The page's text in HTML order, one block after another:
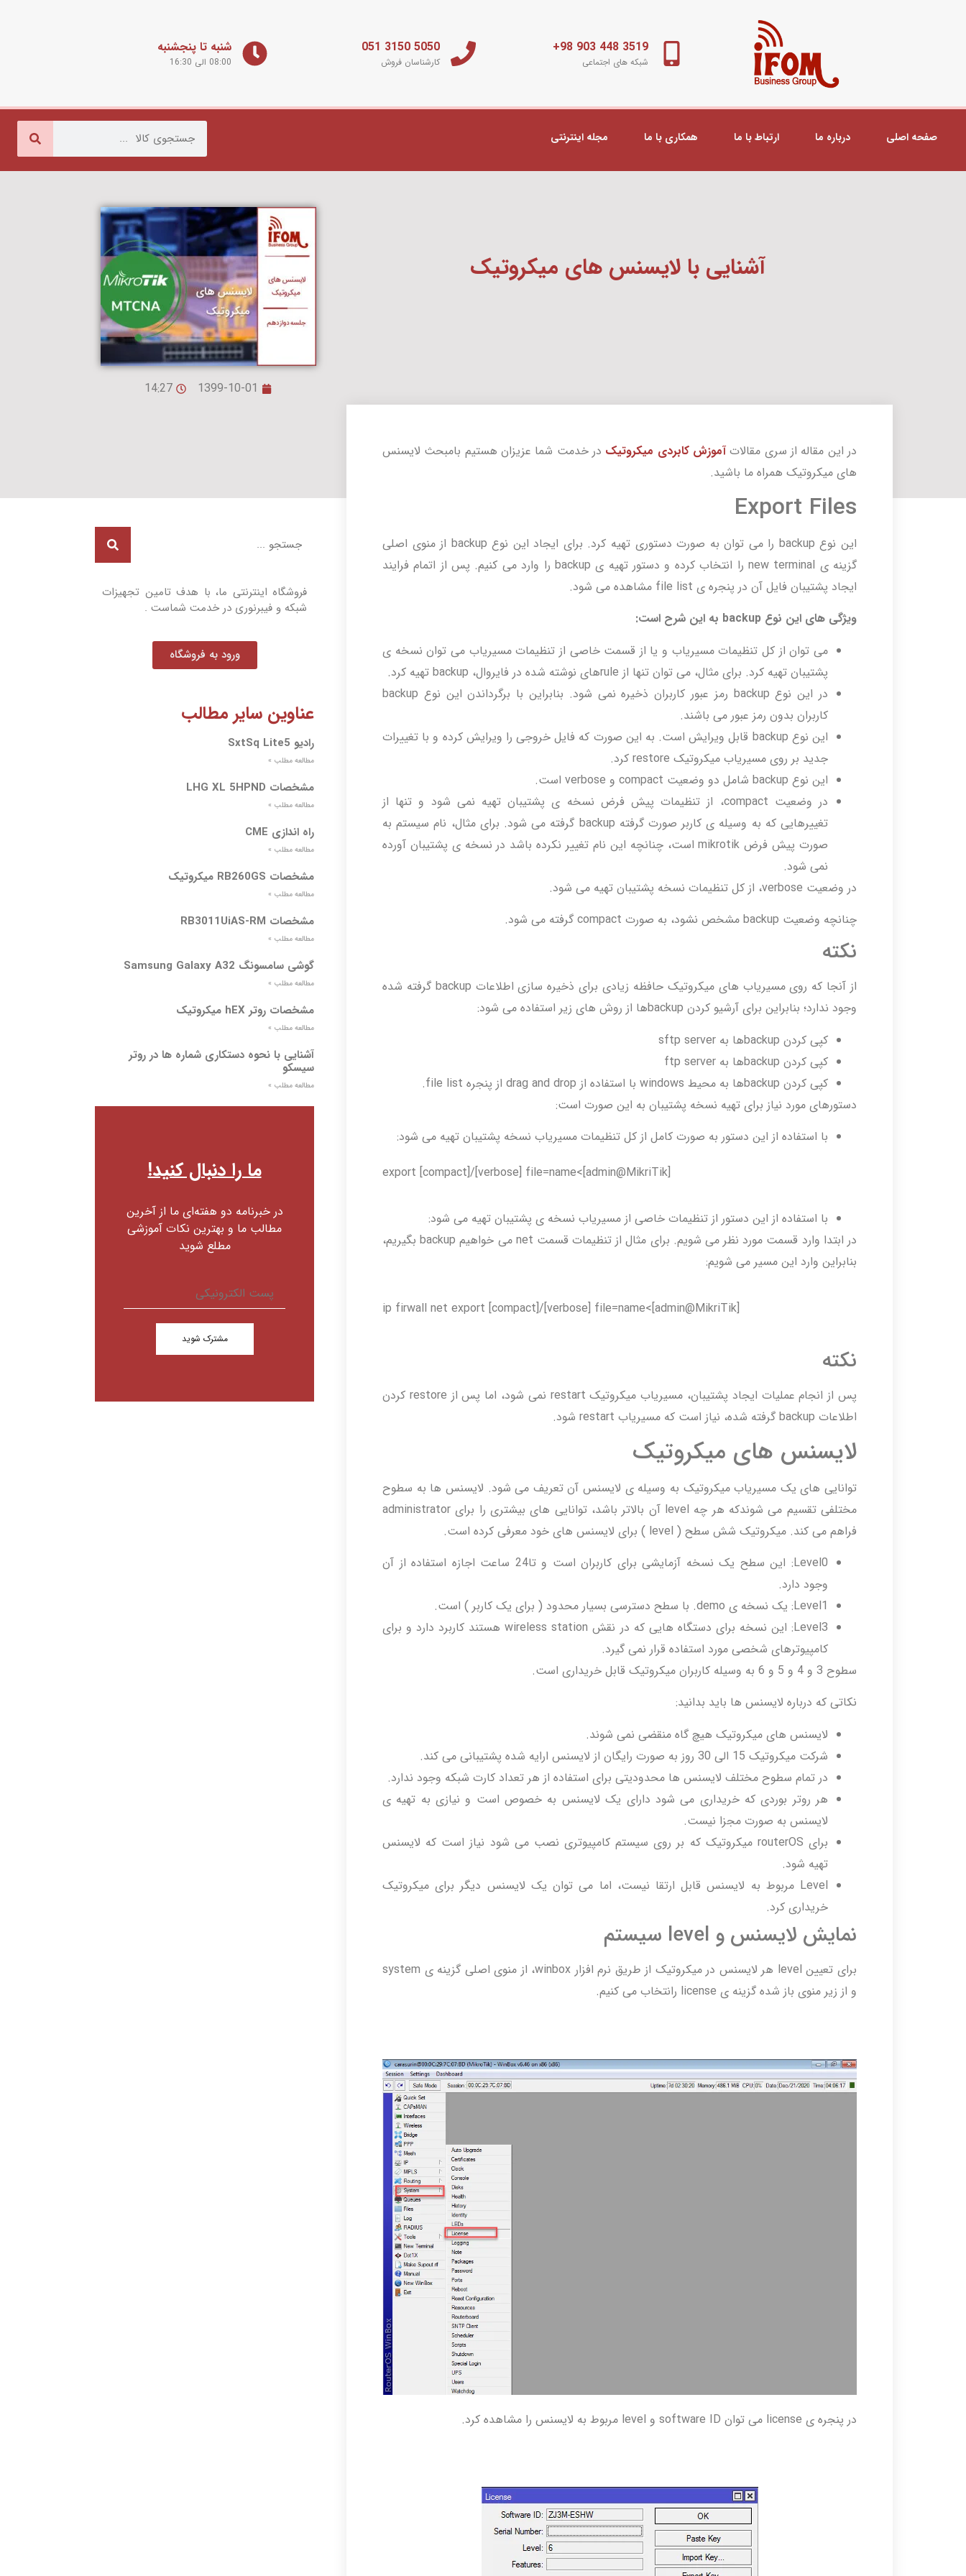
3519 448 903 98+
شبکه های اجتماعی
5050 3150 051
کارشناسان فروش
شنبه تا پنجشنبه
08:00 الی 16:30
صفحه اصلی درباره ما ارتباط با ما همکاری با ما مجله اینترنتی
آشنایی با لایسنس های میکروتیک
1399-10-01
14:27
در این مقاله از سری مقالاتآموزش کابردی میکروتیک در خدمت شما عزیزان هستیم بامبحث لایسنس
های میکروتیک همراه ما باشید.
Export Files
این نوع backup را می توان به صورت دستوری تهیه کرد. برای ایجاد این نوع backup از منوی اصلی
گزینه ی new terminal را انتخاب کرده و دستور تهیه ی backup را وارد می کنیم. پس از اتمام فرایند
ایجاد پشتیبان فایل آن در پنجره ی file list مشاهده می شود.
ویژگی های این نوع backup به این شرح است:
می توان از کل تنظیمات مسیریاب و یا از قسمت خاصی از تنظیمات مسیریاب می توان نسخه ی
پشتیبان تهیه کرد. برای مثال، می توان تنها از ruleهای نوشته شده در فایروال، backup تهیه کرد.
در این نوع backup رمز عبور کاربران ذخیره نمی شود. بنابراین با برگرداندن این نوع backup
کاربران بدون رمز عبور می باشند.
این نوع backup قابل ویرایش است. به این صورت که فایل خروجی را ویرایش کرده و با تغییرات
جدید بر روی مسیریاب میکروتیک restore کرد.
این نوع backup شامل دو وضعیت compact و verbose است.
در وضعیت compact، از تنظیمات پیش فرض نسخه ی پشتیبان تهیه نمی شود و تنها از
تغییرهایی که به وسیله ی کاربر صورت گرفته backup گرفته می شود. برای مثال، نام سیستم به
صورت پیش فرض mikrotik است، چنانچه این نام تغییر نکرده باشد در نسخه ی پشتیبان آورده
نمی شود.
در وضعیت verbose، از کل تنظیمات نسخه پشتیبان تهیه می شود.
چنانچه وضعیت backup مشخص نشود، به صورت compact گرفته می شود.
نکته
از آنجا که روی مسیریاب های میکروتیک حافظه زیادی برای ذخیره سازی اطلاعات backup گرفته شده
وجود ندارد؛ بنابراین برای آرشیو کردن backupها از روش های زیر استفاده می شود:
کپی کردن backupها به sftp server
کپی کردن backupها به ftp server
کپی کردن backupها به محیط windows با استفاده از drag and drop از پنجره file list.
دستورهای مورد نیاز برای تهیه نسخه پشتیبان به این صورت است:
با استفاده از این دستور به صورت کامل از کل تنظیمات مسیریاب نسخه پشتیبان تهیه می شود:
[admin@MikriTik]>export [compact]/[verbose] file=name
با استفاده از این دستور از تنظیمات خاصی از مسیریاب نسخه ی پشتیبان تهیه می شود:
در ابتدا وارد قسمت مورد نظر می شویم. برای مثال از تنظیمات قسمت net می خواهیم backup بگیریم،
بنابراین وارد این مسیر می شویم:
[admin@MikriTik]>ip firwall net export [compact]/[verbose] file=name
نکته
پس از انجام عملیات ایجاد پشتیبان، مسیریاب میکروتیک restart نمی شود، اما پس از restore کردن
اطلاعات backup گرفته شده، نیاز است که مسیریاب restart شود.
لایسنس های میکروتیک
توانایی های یک مسیریاب میکروتیک به وسیله ی لایسنس آن تعریف می شود. لایسنس ها به سطوح
مختلفی تقسیم می شوندکه هر چه level آن بالاتر باشد، توانایی های بیشتری را برای administrator
فراهم می کند. میکروتیک شش سطح ( level ) برای لایسنس های خود معرفی کرده است.
Level0: این سطح یک نسخه آزمایشی برای کاربران است و تا24 ساعت اجازه استفاده از آن
وجود دارد.
Level1: یک نسخه ی demo. با سطح دسترسی بسیار محدود ( برای یک کاربر ) است.
Level3: این نسخه برای دستگاه هایی که در نقش wireless station هستند کاربرد دارد و برای
کامپیوترهای شخصی مورد استفاده قرار نمی گیرد.
سطوح 3 و 4 و 5 و 6 به وسیله کاربران میکروتیک قابل خریداری است.
نکاتی که درباره لایسنس ها باید بدانید:
لایسنس های میکروتیک هیچ گاه منقضی نمی شوند.
شرکت میکروتیک 15 الی 30 روز به صورت رایگان از لایسنس ارایه شده پشتیبانی می کند.
در تمام سطوح مختلف لایسنس ها محدودیتی برای استفاده از هر تعداد کارت شبکه وجود ندارد.
هر روتر بوردی که خریداری می شود دارای یک لایسنس به خصوص است و نیازی به تهیه ی
لایسنس به صورت مجزا نیست.
برای routerOS میکروتیک که بر روی سیستم کامپیوتری نصب می شود نیاز است که لایسنس
تهیه شود.
Level مربوط به لایسنس قابل ارتقا نیست، اما می توان یک لایسنس دیگر برای میکروتیک
خریداری کرد.
نمایش لایسنس و level سیستم
برای تعیین level هر لایسنس در میکروتیک از طریق نرم افزار winbox، از منوی اصلی گزینه ی system
و از زیر منوی باز شده گزینه ی license رانتخاب می کنیم.
در پنجره ی license می توان software ID و level مربوط به لایسنس را مشاهده کرد.
فروشگاه اینترنتی ما، با هدف تامین تجهیزات
شبکه و فیبرنوری در خدمت شماست .
ورود به فروشگاه
عناوین سایر مطالب
رادیو SxtSq Lite5
مطالعه مطلب »
مشخصات LHG XL 5HPND
مطالعه مطلب »
راه اندازی CME
مطالعه مطلب »
مشخصات RB260GS میکروتیک
مطالعه مطلب »
مشخصات RB3011UiAS-RM
مطالعه مطلب »
گوشی سامسونگ Samsung Galaxy A32
مطالعه مطلب »
مشخصات روتر hEX میکروتیک
مطالعه مطلب »
آشنایی با نحوه دستکاری شماره ها در روتر
سیسکو
مطالعه مطلب »
ما را دنبال کنید!
در خبرنامه دو هفته‌ای ما از آخرین
مطالب ما و بهترین نکات آموزشی
مطلع شوید
مشترک شوید